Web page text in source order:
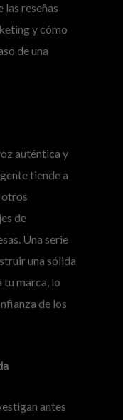
reseñas
y cómo
de una
auténtica y
tiende a
otros
de
Una serie
una sólida
marca, lo
de los
antes